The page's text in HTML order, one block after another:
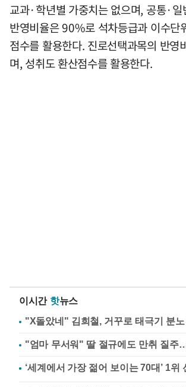
교과·학년별 가중치는 없으며, 공통·일
반영비율은 90%로 석차등급과 이수단
점수를 활용한다. 진로선택과목의 반영
며, 성취도 환산점수를 활용한다.
이시간 핫뉴스
"X돌았네" 김희철, 거꾸로 태극기 분
"엄마 무서워" 딸 절규에도 만취 질주